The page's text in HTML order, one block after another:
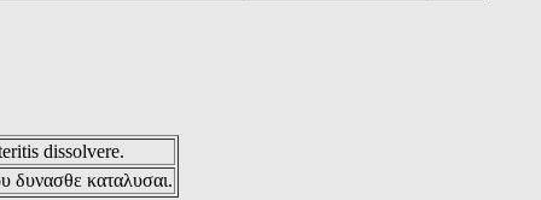
dissolvere.
δυνασθε καταλυσαι.